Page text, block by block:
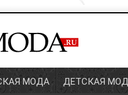
МОДА ДЕТСКАЯ